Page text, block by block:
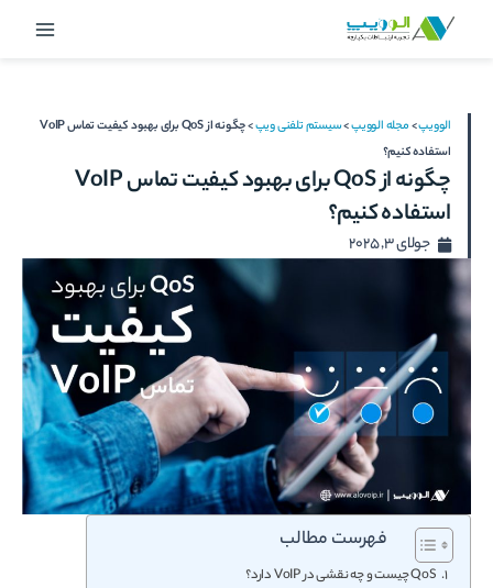
Main
الوویپ>مجله الوویپ>سیستم تلفنی ویپ>
چگونه از QoS برای بهبود کیفیت تماس VoIP
استفاده کنیم؟
چگونه از QoS برای بهبود کیفیت تماس VoIP
استفاده کنیم؟
جولای 3, 2025
فهرست مطالب